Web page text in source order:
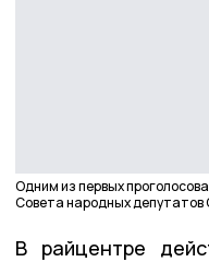
Одним из первых
Совета народных депутатов
В райцентре